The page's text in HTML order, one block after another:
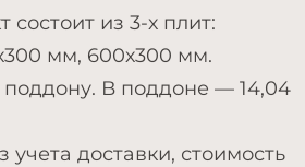
состоит из 3-х плит:
мм, 600х300 мм.
В поддоне — 14,04
учета доставки, стоимость